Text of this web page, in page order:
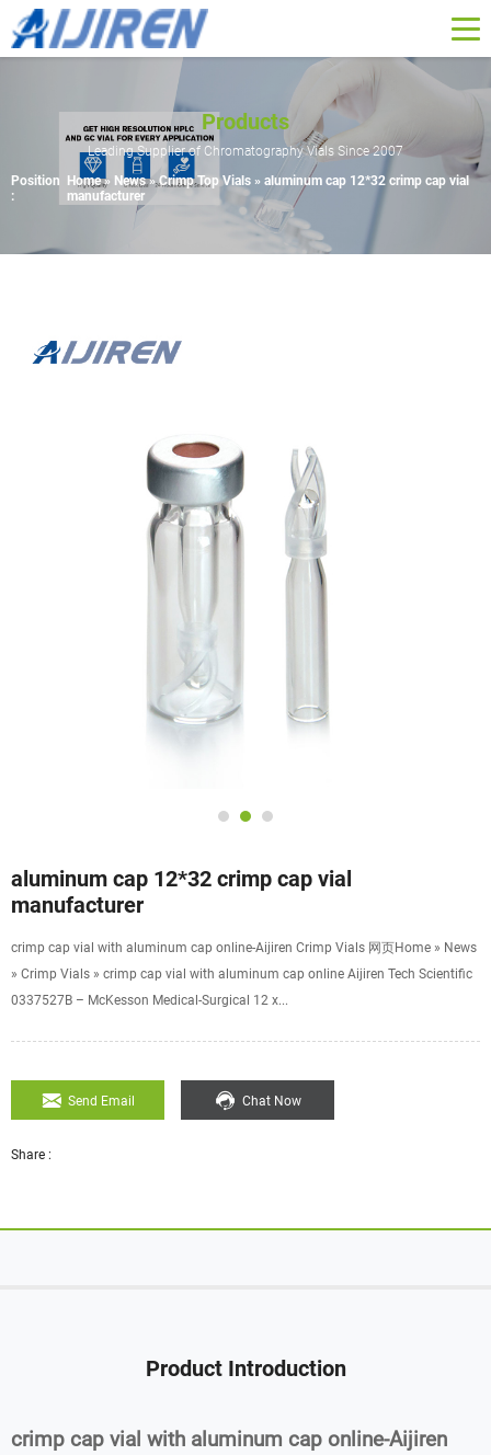
Products
Leading Supplier of Chromatography Vials Since 2007
Position
:
Home » News»Crimp Top Vials » aluminum cap 12*32 crimp cap vial
manufacturer
aluminum cap 12*32 crimp cap vial
manufacturer
crimp cap vial with aluminum cap online-Aijiren Crimp Vials 网页Home » News
» Crimp Vials » crimp cap vial with aluminum cap online Aijiren Tech Scientific
0337527B – McKesson Medical-Surgical 12 x...
Send Email Chat Now
Share :
Product Introduction
crimp cap vial with aluminum cap online-Aijiren